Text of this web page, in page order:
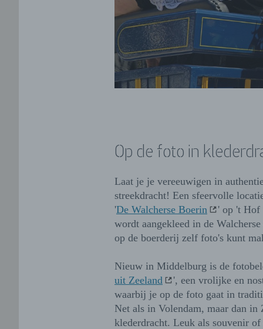
Op de foto in
Laat je je vereeuwigen in
streekdracht! Een sfeervolle
'De Walcherse Boerin
' op 't Hof
wordt aangekleed in de
op de boerderij zelf foto's kunt
Nieuw in Middelburg is de
uit Zeeland
', een vrolijke en
waarbij je op de foto gaat in
Net als in Volendam, maar dan in
klederdracht. Leuk als souvenir